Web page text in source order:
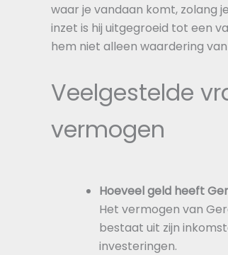
waar je vandaan komt, zolang
inzet is hij uitgegroeid tot een
hem niet alleen waardering
Veelgestelde
vermogen
Hoeveel geld heeft
Het vermogen van
bestaat uit zijn
investeringen.